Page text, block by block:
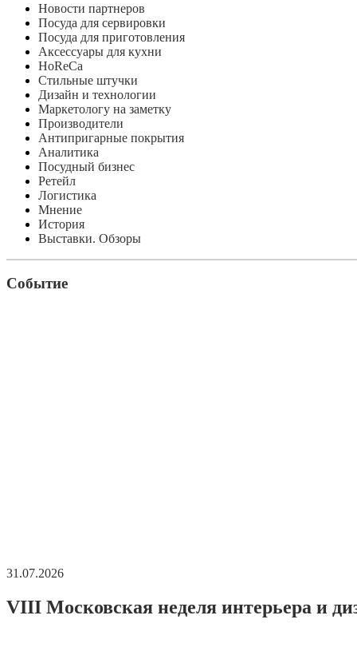
Новости партнеров
Посуда для сервировки
Посуда для приготовления
Аксессуары для кухни
HoReCa
Стильные штучки
Дизайн и технологии
Маркетологу на заметку
Производители
Антипригарные покрытия
Аналитика
Посудный бизнес
Ретейл
Логистика
Мнение
История
Выставки. Обзоры
Событие
31.07.2026
VIII Московская неделя интерьера и